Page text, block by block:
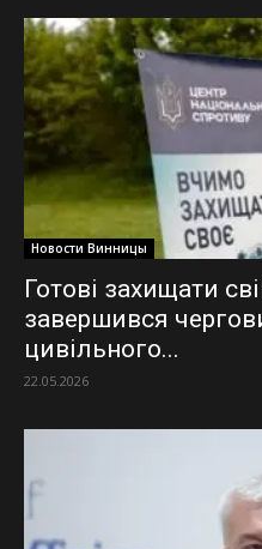
Новости Винницы
Готові захищати
завершився
цивільного...
22.05.2026